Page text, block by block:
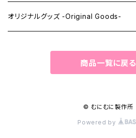
ペーパーマスク -Paper Masks-
オリジナルグッズ -Original Goods-
商品一覧に戻る
© むにむに製作所
Powered by